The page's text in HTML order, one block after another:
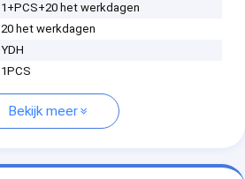
1+PCS+20 het werkdagen
20 het werkdagen
YDH
1PCS
Bekijk meer